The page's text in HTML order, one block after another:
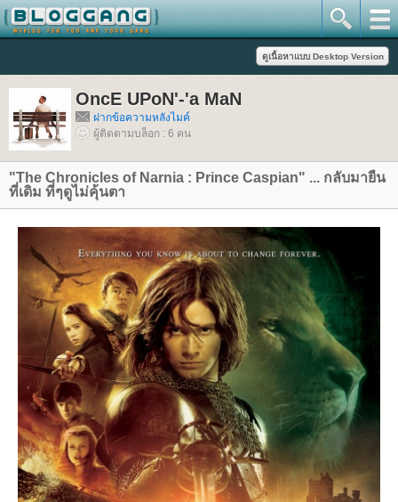
OncE UPoN'-'a MaN
ฝากข้อความหลังไมค์
ผู้ติดตามบล็อก : 6 คน
"The Chronicles of Narnia : Prince Caspian" ... กลับมายืน
ที่เดิม ที่ๆดูไม่คุ้นตา